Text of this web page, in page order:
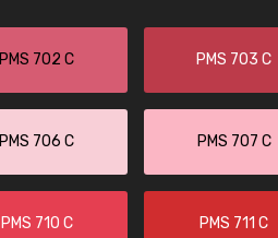
PMS 702 C PMS 703 C
PMS 706 C PMS 707 C
PMS 710 C PMS 711 C